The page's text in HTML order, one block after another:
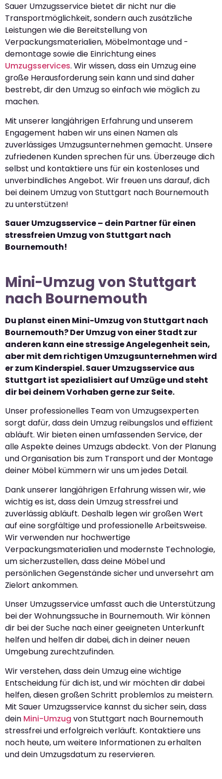
Sauer Umzugsservice bietet dir nicht nur die
Transportmöglichkeit, sondern auch zusätzliche
Leistungen wie die Bereitstellung von
Verpackungsmaterialien, Möbelmontage und -
demontage sowie die Einrichtung eines
Umzugsservices. Wir wissen, dass ein Umzug eine
große Herausforderung sein kann und sind daher
bestrebt, dir den Umzug so einfach wie möglich zu
machen.
Mit unserer langjährigen Erfahrung und unserem
Engagement haben wir uns einen Namen als
zuverlässiges Umzugsunternehmen gemacht. Unsere
zufriedenen Kunden sprechen für uns. Überzeuge dich
selbst und kontaktiere uns für ein kostenloses und
unverbindliches Angebot. Wir freuen uns darauf, dich
bei deinem Umzug von Stuttgart nach Bournemouth
zu unterstützen!
Sauer Umzugsservice – dein Partner für einen
stressfreien Umzug von Stuttgart nach
Bournemouth!
Mini-Umzug von Stuttgart
nach Bournemouth
Du planst einen Mini-Umzug von Stuttgart nach
Bournemouth? Der Umzug von einer Stadt zur
anderen kann eine stressige Angelegenheit sein,
aber mit dem richtigen Umzugsunternehmen wird
er zum Kinderspiel. Sauer Umzugsservice aus
Stuttgart ist spezialisiert auf Umzüge und steht
dir bei deinem Vorhaben gerne zur Seite.
Unser professionelles Team von Umzugsexperten
sorgt dafür, dass dein Umzug reibungslos und effizient
abläuft. Wir bieten einen umfassenden Service, der
alle Aspekte deines Umzugs abdeckt. Von der Planung
und Organisation bis zum Transport und der Montage
deiner Möbel kümmern wir uns um jedes Detail.
Dank unserer langjährigen Erfahrung wissen wir, wie
wichtig es ist, dass dein Umzug stressfrei und
zuverlässig abläuft. Deshalb legen wir großen Wert
auf eine sorgfältige und professionelle Arbeitsweise.
Wir verwenden nur hochwertige
Verpackungsmaterialien und modernste Technologie,
um sicherzustellen, dass deine Möbel und
persönlichen Gegenstände sicher und unversehrt am
Zielort ankommen.
Unser Umzugsservice umfasst auch die Unterstützung
bei der Wohnungssuche in Bournemouth. Wir können
dir bei der Suche nach einer geeigneten Unterkunft
helfen und helfen dir dabei, dich in deiner neuen
Umgebung zurechtzufinden.
Wir verstehen, dass dein Umzug eine wichtige
Entscheidung für dich ist, und wir möchten dir dabei
helfen, diesen großen Schritt problemlos zu meistern.
Mit Sauer Umzugsservice kannst du sicher sein, dass
dein Mini-Umzug von Stuttgart nach Bournemouth
stressfrei und erfolgreich verläuft. Kontaktiere uns
noch heute, um weitere Informationen zu erhalten
und dein Umzugsdatum zu reservieren.